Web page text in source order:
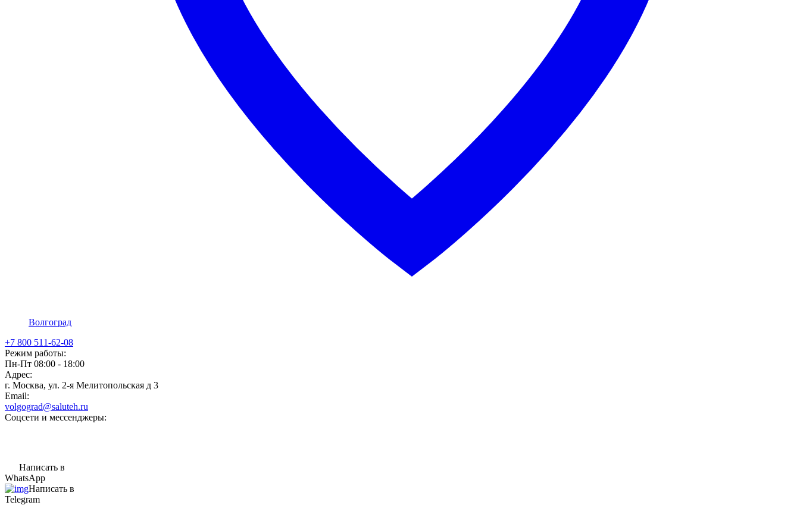
Волгоград
+7 800 511-62-08
Режим работы:
Пн-Пт 08:00 - 18:00
Адрес:
г. Москва, ул. 2-я Мелитопольская д 3
Email:
volgograd@saluteh.ru
Соцсети и мессенджеры:
Написать в
WhatsApp
Написать в
Telegram